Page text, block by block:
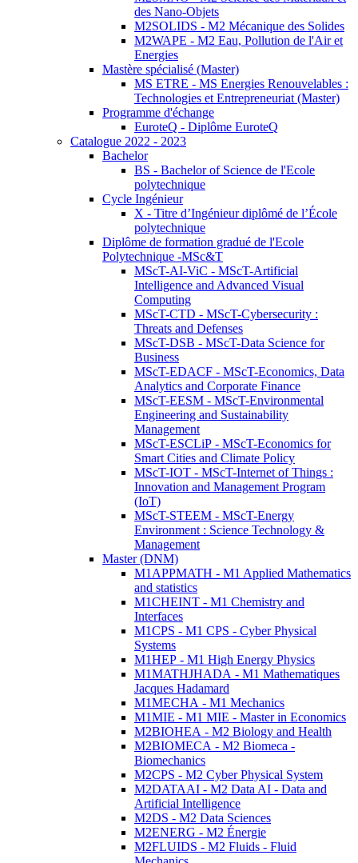
des Nano-Objets
M2SOLIDS - M2 Mécanique des Solides
M2WAPE - M2 Eau, Pollution de l'Air et
Energies
Mastère spécialisé (Master)
MS ETRE - MS Energies Renouvelables :
Technologies et Entrepreneuriat (Master)
Programme d'échange
EuroteQ - Diplôme EuroteQ
Catalogue 2022 - 2023
Bachelor
BS - Bachelor of Science de l'Ecole
polytechnique
Cycle Ingénieur
X - Titre d’Ingénieur diplômé de l’École
polytechnique
Diplôme de formation gradué de l'Ecole
Polytechnique -MSc&T
MScT-AI-ViC - MScT-Artificial
Intelligence and Advanced Visual
Computing
MScT-CTD - MScT-Cybersecurity :
Threats and Defenses
MScT-DSB - MScT-Data Science for
Business
MScT-EDACF - MScT-Economics, Data
Analytics and Corporate Finance
MScT-EESM - MScT-Environmental
Engineering and Sustainability
Management
MScT-ESCLiP - MScT-Economics for
Smart Cities and Climate Policy
MScT-IOT - MScT-Internet of Things :
Innovation and Management Program
(IoT)
MScT-STEEM - MScT-Energy
Environment : Science Technology &
Management
Master (DNM)
M1APPMATH - M1 Applied Mathematics
and statistics
M1CHEINT - M1 Chemistry and
Interfaces
M1CPS - M1 CPS - Cyber Physical
Systems
M1HEP - M1 High Energy Physics
M1MATHJHADA - M1 Mathematiques
Jacques Hadamard
M1MECHA - M1 Mechanics
M1MIE - M1 MIE - Master in Economics
M2BIOHEA - M2 Biology and Health
M2BIOMECA - M2 Biomeca -
Biomechanics
M2CPS - M2 Cyber Physical System
M2DATAAI - M2 Data AI - Data and
Artificial Intelligence
M2DS - M2 Data Sciences
M2ENERG - M2 Énergie
M2FLUIDS - M2 Fluids - Fluid